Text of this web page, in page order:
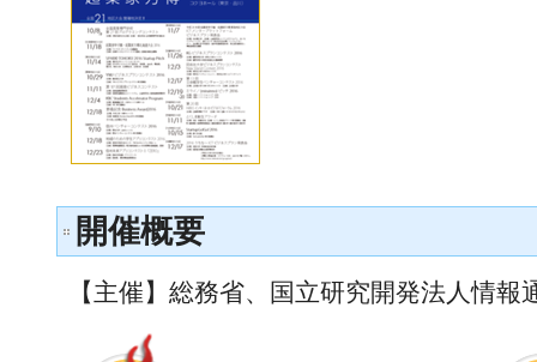
開催概要
【主催】総務省、国立研究開発法人情報